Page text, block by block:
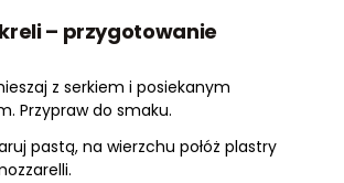
– przygotowanie
z serkiem i posiekanym
Przypraw do smaku.
pastą, na wierzchu połóż plastry